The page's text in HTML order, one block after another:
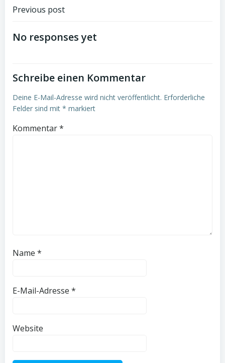
Post
navigation
Previous post
No responses yet
Schreibe einen Kommentar
Deine E-Mail-Adresse wird nicht veröffentlicht. Erforderliche
Felder sind mit * markiert
Kommentar*
Name *
E-Mail-Adresse *
Website